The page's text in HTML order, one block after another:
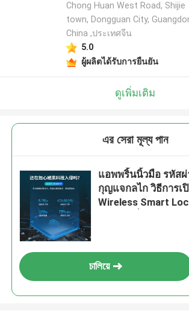
Chong Huan West Road, Shijie
town, Dongguan City,
China ,ประเทศจีน
5.0
ผู้ผลิตได้รับการยืนยัน
ดูเพิ่มเติม
এর সেরা মূল্য পান
แอพพริ้นนิ้วมือ รหัส
กุญแจกลไก วิธีการเ
Wireless Smart
চালিয়ে